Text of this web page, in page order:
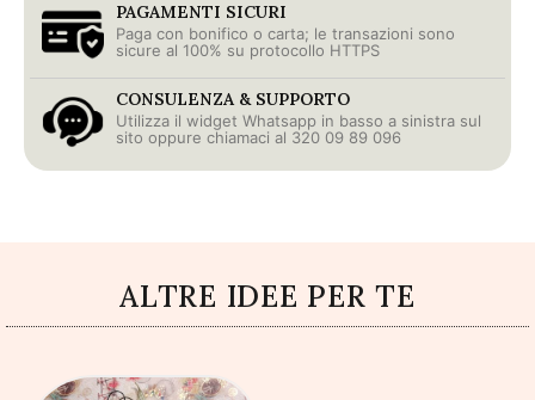
PAGAMENTI SICURI
Paga con bonifico o carta; le transazioni sono
sicure al 100% su protocollo HTTPS
CONSULENZA & SUPPORTO
Utilizza il widget Whatsapp in basso a sinistra sul
sito oppure chiamaci al 320 09 89 096
ALTRE IDEE PER TE